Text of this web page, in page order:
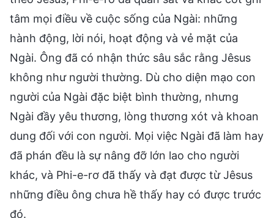
tâm mọi điều về cuộc sống của Ngài: những
hành động, lời nói, hoạt động và vẻ mặt của
Ngài. Ông đã có nhận thức sâu sắc rằng Jêsus
không như người thường. Dù cho diện mạo con
người của Ngài đặc biệt bình thường, nhưng
Ngài đầy yêu thương, lòng thương xót và khoan
dung đối với con người. Mọi việc Ngài đã làm hay
đã phán đều là sự nâng đỡ lớn lao cho người
khác, và Phi-e-rơ đã thấy và đạt được từ Jêsus
những điều ông chưa hề thấy hay có được trước
đó.